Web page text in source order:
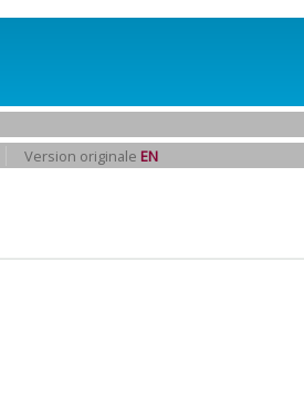
Version originale EN